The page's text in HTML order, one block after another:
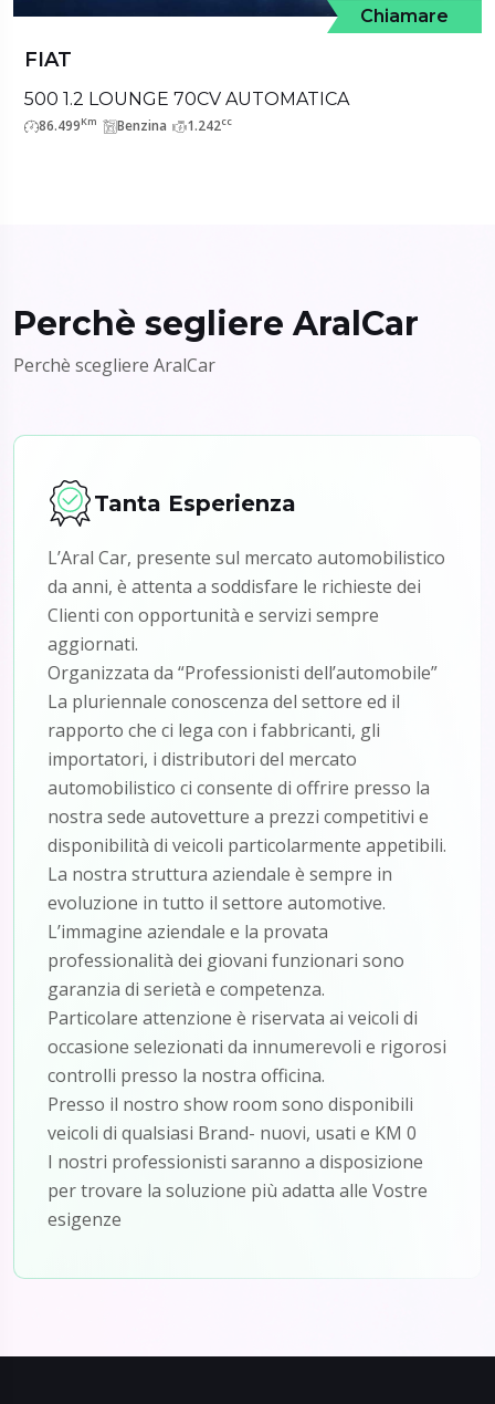
Chiamare
FIAT
500 1.2 LOUNGE 70CV AUTOMATICA
86.499Km Benzina 1.242cc
Perchè segliere AralCar
Perchè scegliere AralCar
Tanta Esperienza
L’Aral Car, presente sul mercato automobilistico
da anni, è attenta a soddisfare le richieste dei
Clienti con opportunità e servizi sempre
aggiornati.
Organizzata da “Professionisti dell’automobile”
La pluriennale conoscenza del settore ed il
rapporto che ci lega con i fabbricanti, gli
importatori, i distributori del mercato
automobilistico ci consente di offrire presso la
nostra sede autovetture a prezzi competitivi e
disponibilità di veicoli particolarmente appetibili.
La nostra struttura aziendale è sempre in
evoluzione in tutto il settore automotive.
L’immagine aziendale e la provata
professionalità dei giovani funzionari sono
garanzia di serietà e competenza.
Particolare attenzione è riservata ai veicoli di
occasione selezionati da innumerevoli e rigorosi
controlli presso la nostra officina.
Presso il nostro show room sono disponibili
veicoli di qualsiasi Brand- nuovi, usati e KM 0
I nostri professionisti saranno a disposizione
per trovare la soluzione più adatta alle Vostre
esigenze